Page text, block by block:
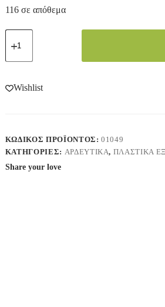
116 σε απόθεμα
Wishlist
ΚΩΔΙΚΌΣ ΠΡΟΪΌΝΤΟΣ:01049
ΚΑΤΗΓΟΡΊΕΣ: ΑΡΔΕΥΤΙΚΑ, ΠΛΑΣΤΙΚΑ
Share your love